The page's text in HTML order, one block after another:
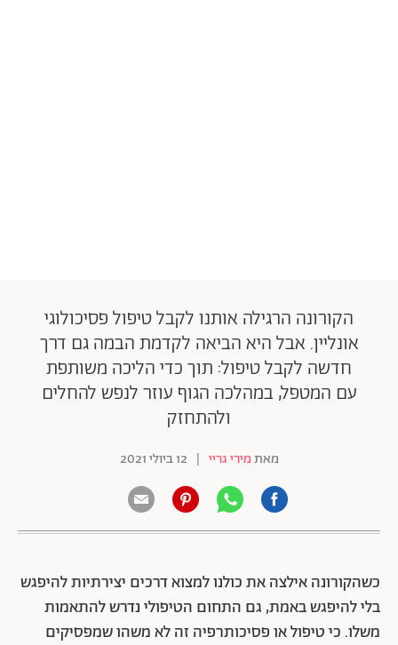
הקורונה הרגילה אותנו לקבל טיפול פסיכולוגי
אונליין. אבל היא הביאה לקדמת הבמה גם דרך
חדשה לקבל טיפול: תוך כדי הליכה משותפת
עם המטפל, במהלכה הגוף עוזר לנפש להחלים
ולהתחזק
מאתמירי גריי | 12 ביולי 2021
כשהקורונה אילצה את כולנו למצוא דרכים יצירתיות להיפגש
בלי להיפגש באמת, גם התחום הטיפולי נדרש להתאמות
משלו. כי טיפול או פסיכותרפיה זה לא משהו שמפסיקים